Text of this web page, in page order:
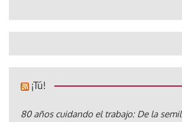
¡Tú!
80 años cuidando el trabajo: De la